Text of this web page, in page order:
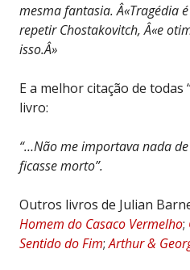
mesma fantasia. Â«Tragédia
repetir Chostakovitch, Â«e
isso.Â»
E a melhor citação de todas
livro:
“…Não me importava nada
ficasse morto”.
Outros livros de Julian
Homem do Casaco Vermelho;
Sentido do Fim;Arthur &